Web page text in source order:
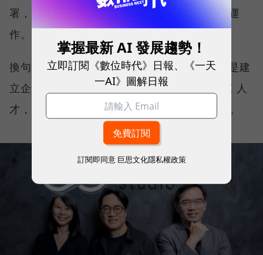
署，且每位 AI 員工都能在相同的治理框架下運
作。
換句話說，ORRA 不是 Agent 開發工具，而是建
立企業 AI 團隊的平台。企業需要什麼樣的 AI 人
才，ORRA 就能快速打造符合需求的 AI 員工。
掌握最新 AI 發展趨勢！
立即訂閱《數位時代》日報、《一天
一AI》圖解日報
訂閱即同意 巨思文化隱私權政策